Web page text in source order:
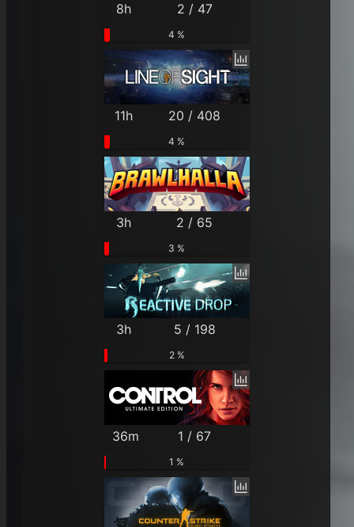
8h 2 / 47
4 %
11h 20 / 408
4 %
3h 2 / 65
3 %
3h 5 / 198
2 %
36m 1 / 67
1 %